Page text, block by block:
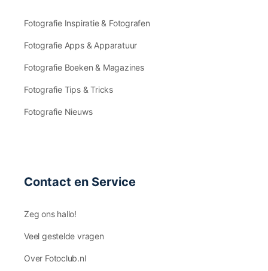
Fotografie Inspiratie & Fotografen
Fotografie Apps & Apparatuur
Fotografie Boeken & Magazines
Fotografie Tips & Tricks
Fotografie Nieuws
Contact en Service
Zeg ons hallo!
Veel gestelde vragen
Over Fotoclub.nl